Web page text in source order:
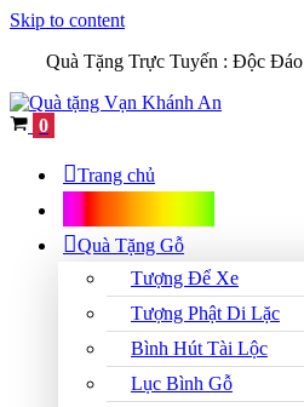
Skip to content
Quà Tặng Trực Tuyến : Độc Đáo
Cart
0
Trang chủ
Quà Tặng Gỗ
Tượng Để Xe
Tượng Phật Di Lặc
Bình Hút Tài Lộc
Lục Bình Gỗ